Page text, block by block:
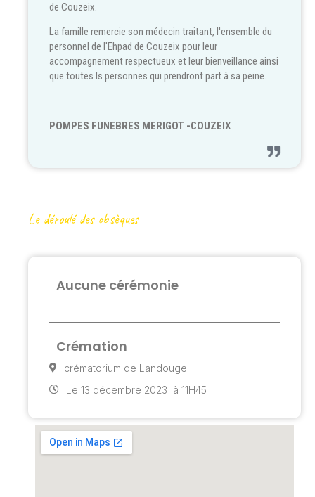
de Couzeix.
La famille remercie son médecin traitant, l'ensemble du
personnel de l'Ehpad de Couzeix pour leur
accompagnement respectueux et leur bienveillance ainsi
que toutes ls personnes qui prendront part à sa peine.
POMPES FUNEBRES MERIGOT -COUZEIX
Le déroulé des obsèques
Aucune cérémonie
Crémation
crématorium de Landouge
Le 13 décembre 2023 à 11H45